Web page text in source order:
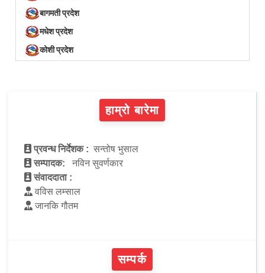
बागमती प्रदेश
मधेश प्रदेश
कोशी प्रदेश
हाम्रो बारेमा
प्रवन्ध निर्देशक : सन्तोष भुसाल
सम्पादक:
नविन सुवर्णकार
संवाददाता :
वविस लम्साल
जानकि गौतम
सम्पर्क